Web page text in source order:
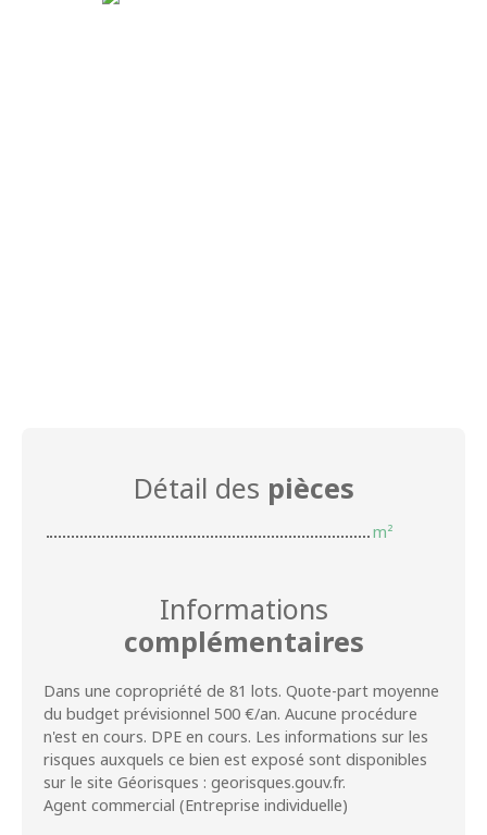
Détail des pièces
m²
Informations
complémentaires
Dans une copropriété de 81 lots. Quote-part moyenne
du budget prévisionnel 500 €/an. Aucune procédure
n'est en cours. DPE en cours. Les informations sur les
risques auxquels ce bien est exposé sont disponibles
sur le site Géorisques : georisques.gouv.fr.
Agent commercial (Entreprise individuelle)